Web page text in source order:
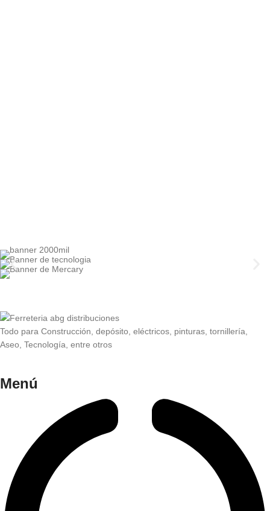
Todo para Construcción, depósito, eléctricos, pinturas, tornillería,
Aseo, Tecnología, entre otros
Menú